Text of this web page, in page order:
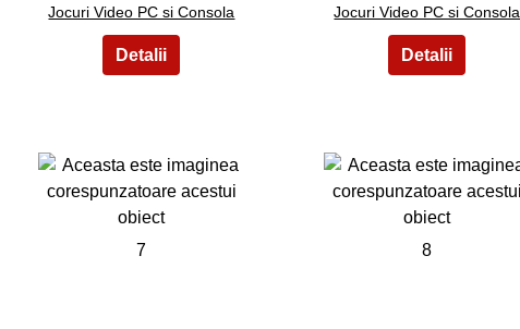
Jocuri Video PC si Consola Jocuri Video PC si Consola
7 8